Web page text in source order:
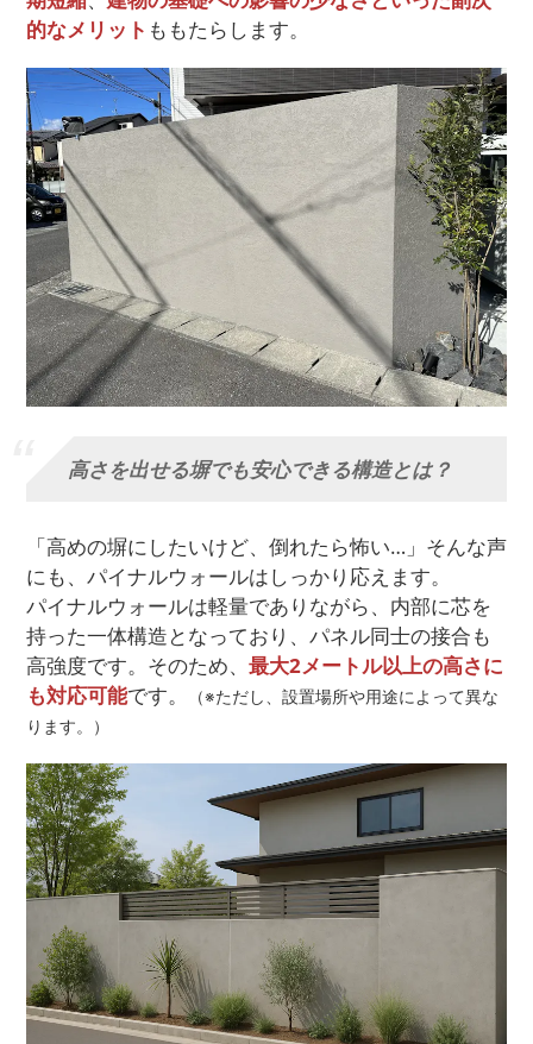
的なメリット ももたらします。
高さを出せる塀でも安心できる構造とは？
「高めの塀にしたいけど、倒れたら怖い…」そんな声
にも、パイナルウォールはしっかり応えます。
パイナルウォールは軽量でありながら、内部に芯を
持った一体構造となっており、パネル同士の接合も
高強度です。そのため、 最大2メートル以上の高さに
も対応可能です。
（※ただし、設置場所や用途によって異な
ります。）